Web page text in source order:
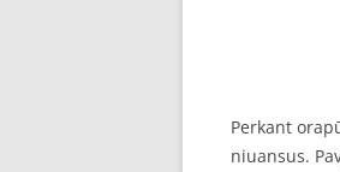
Perkant
niuansus.